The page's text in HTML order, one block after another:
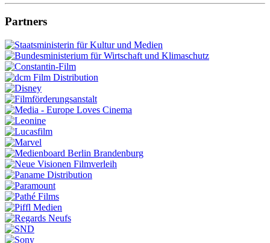
Partners